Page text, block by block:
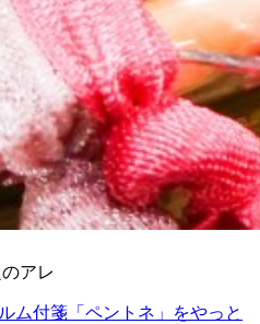
アレ
ム付箋「ペントネ」をやっと